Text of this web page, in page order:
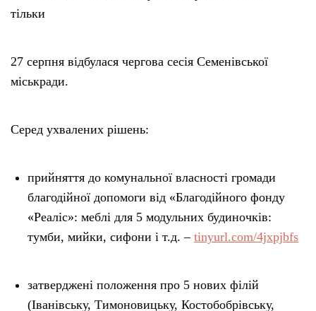
тільки
27 серпня відбулася чергова сесія Семенівської
міськради.
Серед ухвалених рішень:
прийняття до комунальної власності громади
благодійної допомоги від «Благодійного фонду
«Реаліс»: меблі для 5 модульних будиночків:
тумби, мийки, сифони і т.д. – tinyurl.com/4jxpjbfs
затверджені положення про 5 нових філій
(Іванівську, Тимоновицьку, Костобобрівську,